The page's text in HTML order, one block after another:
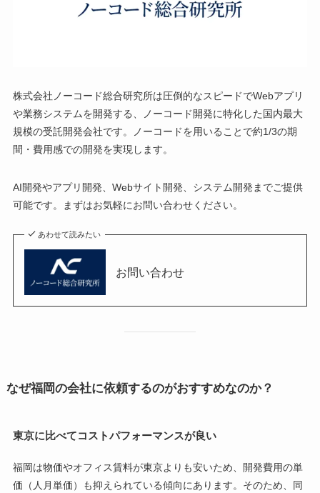
株式会社ノーコード総合研究所は圧倒的なスピードでWebアプリ
や業務システムを開発する、ノーコード開発に特化した国内最大
規模の受託開発会社です。ノーコードを用いることで約1/3の期
間・費用感での開発を実現します。
AI開発やアプリ開発、Webサイト開発、システム開発までご提供
可能です。まずはお気軽にお問い合わせください。
あわせて読みたい
お問い合わせ
なぜ福岡の会社に依頼するのがおすすめなのか？
東京に比べてコストパフォーマンスが良い
福岡は物価やオフィス賃料が東京よりも安いため、開発費用の単
価（人月単価）も抑えられている傾向にあります。そのため、同